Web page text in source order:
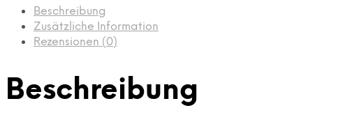
Beschreibung
Zusätzliche Information
Rezensionen (0)
Beschreibung